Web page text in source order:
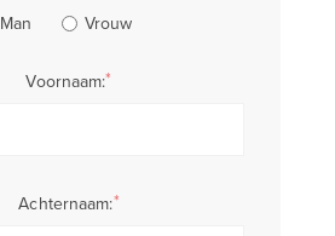
Man
Vrouw
Voornaam:*
Achternaam:*